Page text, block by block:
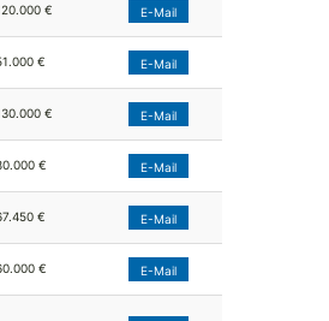
€ E-Mail
€ E-Mail
€ E-Mail
€ E-Mail
€ E-Mail
€ E-Mail